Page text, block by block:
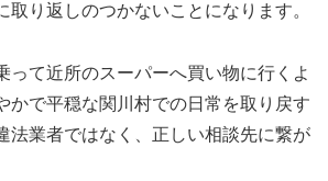
取り返しのつかないことになります。
って近所のスーパーへ買い物に行くよ
かで平穏な関川村での日常を取り戻す
法業者ではなく、正しい相談先に繋が